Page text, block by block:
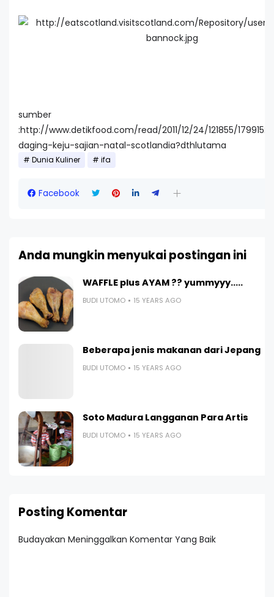
sumber
:http://www.detikfood.com/read/2011/12/24/121855/
daging-keju-sajian-natal-scotlandia?dthlutama
Dunia Kuliner ifa
Facebook
Anda mungkin menyukai postingan ini
WAFFLE plus AYAM ?? yummyyy.....
BUDI UTOMO 15 YEARS AGO
Beberapa jenis makanan dari Jepang
BUDI UTOMO 15 YEARS AGO
Soto Madura Langganan Para Artis
BUDI UTOMO 15 YEARS AGO
Posting Komentar
Budayakan Meninggalkan Komentar Yang Baik